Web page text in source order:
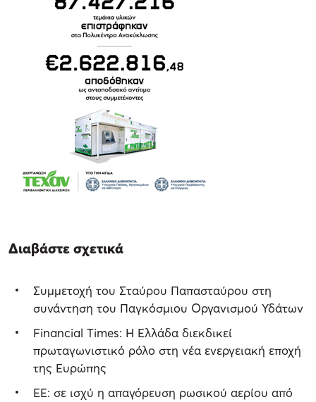
Διαβάστε σχετικά
Συμμετοχή του Σταύρου Παπασταύρου στη
συνάντηση του Παγκόσμιου Οργανισμού Υδάτων
Financial Times: Η Ελλάδα διεκδικεί
πρωταγωνιστικό ρόλο στη νέα ενεργειακή εποχή
της Ευρώπης
ΕΕ: σε ισχύ η απαγόρευση ρωσικού αερίου από